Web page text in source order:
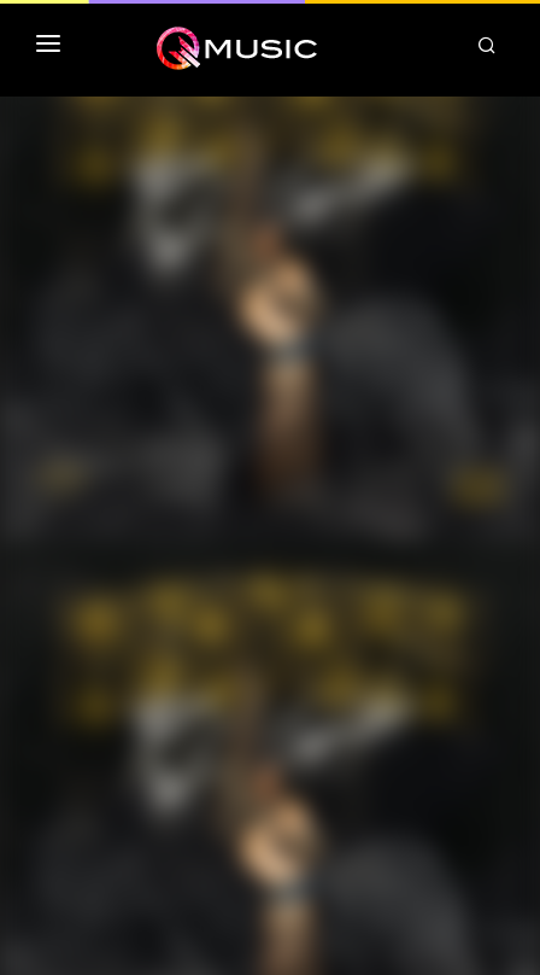
TOP MP3 ITUNES
TOP ALBUMS ITUNES